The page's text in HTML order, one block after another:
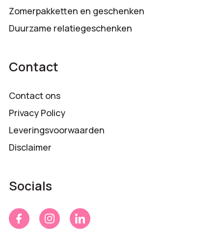
Zomerpakketten en geschenken
Duurzame relatiegeschenken
Contact
Contact ons
Privacy Policy
Leveringsvoorwaarden
Disclaimer
Socials